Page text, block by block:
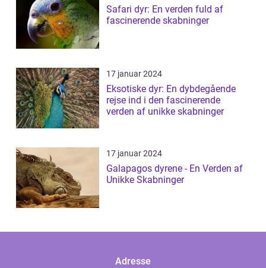
Safari dyr: En verden fuld af
fascinerende skabninger
17 januar 2024
Eksotiske dyr: En dybdegående
rejse ind i den fascinerende
verden af unikke skabninger
17 januar 2024
Galapagos dyrene - En Verden af
Unikke Skabninger
Adresse